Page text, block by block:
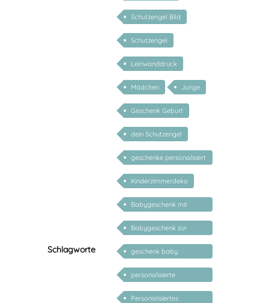
Schlagworte
Schutzengel Bild
Schutzengel
Leinwanddruck
Mädchen Junge
Geschenk Geburt
dein Schutzengel
geschenke personalisiert
kinder
Kinderzimmerdeko
Babygeschenk mit
Name
Babygeschenk zur
Geburt
geschenk baby
personalisiert
personalisierte
Geschenke für Babys
Personalisiertes